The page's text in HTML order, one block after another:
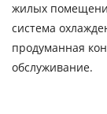
жилых
система
продуманная
обслуживание.